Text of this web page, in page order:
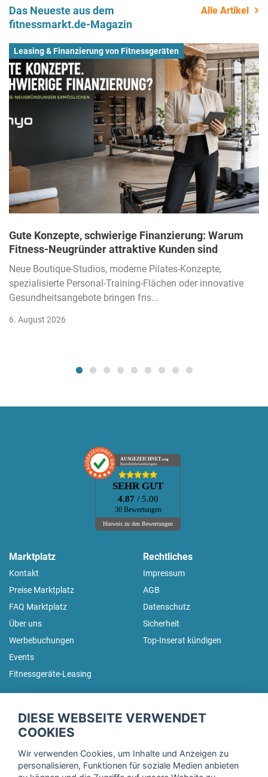
Das Neueste aus dem
fitnessmarkt.de-Magazin
Alle Artikel
Leasing & Finanzierung von Fitnessgeräten
Gute Konzepte, schwierige Finanzierung: Warum
Fitness-Neugründer attraktive Kunden sind
Neue Boutique-Studios, moderne Pilates-Konzepte,
spezialisierte Personal-Training-Flächen oder innovative
Gesundheitsangebote bringen fris...
6. August 2026
AUSGEZEICHNET.org
Kundenbewertungen
SEHR GUT
4.87 / 5.00
30 Bewertungen
Hinweis zu den Bewertungen
Marktplatz
Kontakt
Preise Marktplatz
FAQ Marktplatz
Über uns
Werbebuchungen
Events
Fitnessgeräte-Leasing
Rechtliches
Impressum
AGB
Datenschutz
Sicherheit
Top-Inserat kündigen
Trage dich hier für unseren Newsletter ein und erhalte regelmäßig
DIESE WEBSEITE VERWENDET
COOKIES
Wir verwenden Cookies, um Inhalte und Anzeigen zu
personalisieren, Funktionen für soziale Medien anbieten